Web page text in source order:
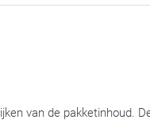
van de pakketinhoud.